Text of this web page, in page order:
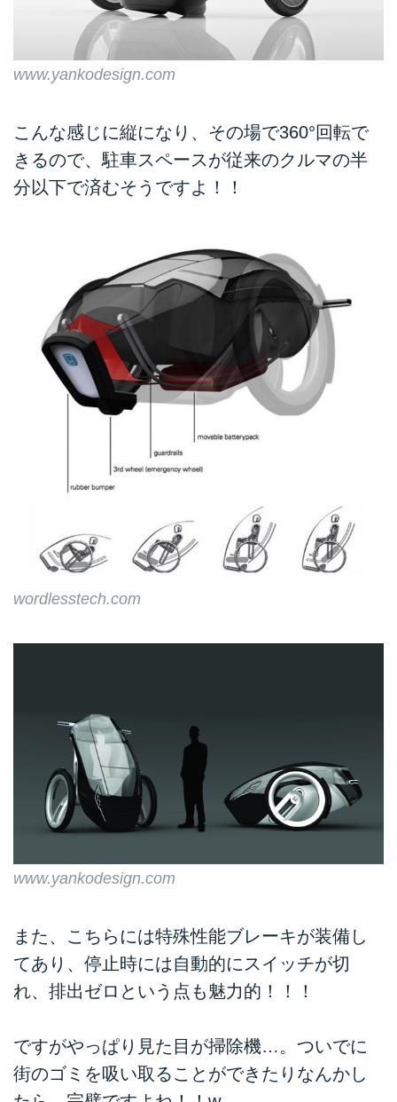
www.yankodesign.com
こんな感じに縦になり、その場で360°回転で
きるので、駐車スペースが従来のクルマの半
分以下で済むそうですよ！！
wordlesstech.com
www.yankodesign.com
また、こちらには特殊性能ブレーキが装備し
てあり、停止時には自動的にスイッチが切
れ、排出ゼロという点も魅力的！！！
ですがやっぱり見た目が掃除機…。ついでに
街のゴミを吸い取ることができたりなんかし